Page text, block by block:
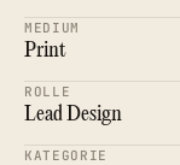
MEDIUM
Print
ROLLE
Lead Design
KATEGORIE